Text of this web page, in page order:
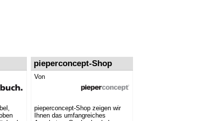
pieperconcept-Shop
Von
pieperconcept-Shop zeigen wir
Ihnen das umfangreiches